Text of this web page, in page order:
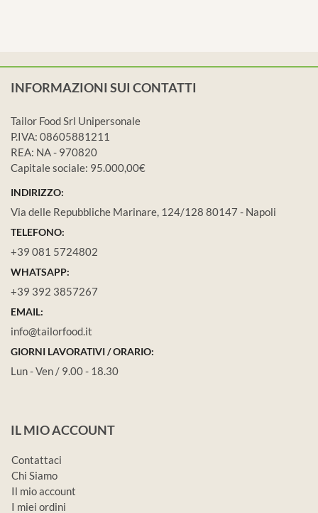
INFORMAZIONI SUI CONTATTI
Tailor Food Srl Unipersonale
P.IVA: 08605881211
REA: NA - 970820
Capitale sociale: 95.000,00€
INDIRIZZO:
Via delle Repubbliche Marinare, 124/128 80147 - Napoli
TELEFONO:
+39 081 5724802
WHATSAPP:
+39 392 3857267
EMAIL:
info@tailorfood.it
GIORNI LAVORATIVI / ORARIO:
Lun - Ven / 9.00 - 18.30
IL MIO ACCOUNT
Contattaci
Chi Siamo
Il mio account
I miei ordini